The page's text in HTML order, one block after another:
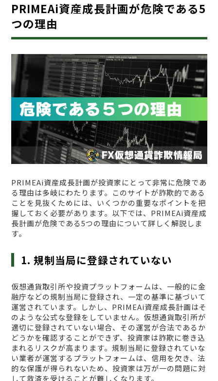
PRIMEAi資産成長計画が危険である5
つの理由
PRIMEAi資産成長計画が投資家にとって非常に危険であ
る理由は多岐にわたります。このサイトが詐欺的である
ことを見抜くためには、いくつかの重要なポイントを把
握しておく必要があります。以下では、PRIMEAi資産成
長計画が危険である5つの理由について詳しく解説しま
す。
1. 規制当局に登録されていない
仮想通貨取引所や投資プラットフォームは、一般的に金
融庁などの規制当局に登録され、一定の基準に基づいて
運営されています。しかし、PRIMEAi資産成長計画はそ
のような公式な登録をしていません。仮想通貨取引所が
適切に登録されていない場合、その運営が合法であるか
どうかを確認することができず、投資家は詐欺に巻き込
まれるリスクが高まります。規制当局に登録されていな
い業者が運営するプラットフォームは、信用を欠き、法
的な保護が得られないため、投資家は万が一の問題に対
して救済を受けることが難しくなります。